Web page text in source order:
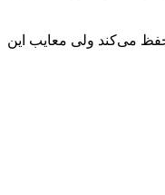
می‌کند ولی معایب این